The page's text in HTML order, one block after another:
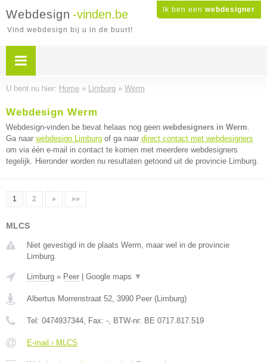
Ik ben een webdesigner
Webdesign -vinden.be
Vind webdesign bij u in de buurt!
U bent nu hier: Home » Limburg » Werm
Webdesign Werm
Webdesign-vinden.be bevat helaas nog geen webdesigners in Werm.
Ga naar webdesign Limburg of ga naar direct contact met webdesigners
om via één e-mail in contact te komen met meerdere webdesigners
tegelijk. Hieronder worden nu resultaten getoond uit de provincie Limburg.
1 2 » »»
MLCS
Niet gevestigd in de plaats Werm, maar wel in de provincie
Limburg.
Limburg » Peer Google maps ▼
Albertus Morrenstraat 52, 3990 Peer (Limburg)
Tel: 0474937344, Fax: -, BTW-nr: BE 0717.817.519
E-mail › MLCS